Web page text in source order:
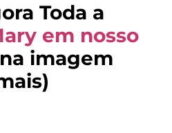
Toda a
em nosso
imagem